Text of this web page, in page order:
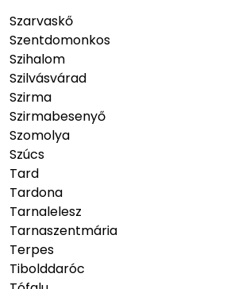
Szarvaskő
Szentdomonkos
Szihalom
Szilvásvárad
Szirma
Szirmabesenyő
Szomolya
Szúcs
Tard
Tardona
Tarnalelesz
Tarnaszentmária
Terpes
Tibolddaróc